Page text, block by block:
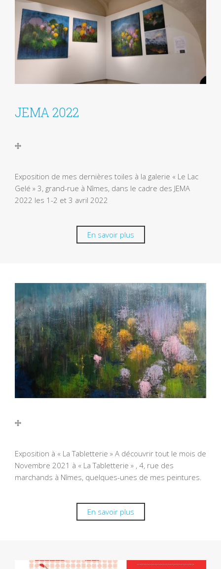
JEMA 2022
Exposition de mes dernières toiles à la galerie « Le Lac
Gelé » 3, grand-rue à Nîmes, dans le cadre des JEMA
2022 les 1-2 et 3 avril 2022
En savoir plus
Exposition à « La Tabletterie » A découvrir tout le mois de
Novembre 2021 à « La Tabletterie » , 4, rue des
marchands à Nîmes, quelques-unes de mes peintures.
En savoir plus